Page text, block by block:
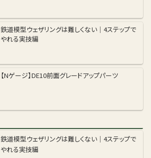
鉄道模型ウェザリングは難しくない｜4ステップで
やれる実技編
【Nゲージ】DE10前面グレードアップパーツ
鉄道模型ウェザリングは難しくない｜4ステップで
やれる実技編